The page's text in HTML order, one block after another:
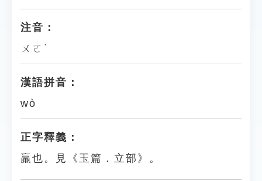
注音：
ㄨㄛˋ
漢語拼音：
wò
正字釋義：
羸也。見《玉篇．立部》。